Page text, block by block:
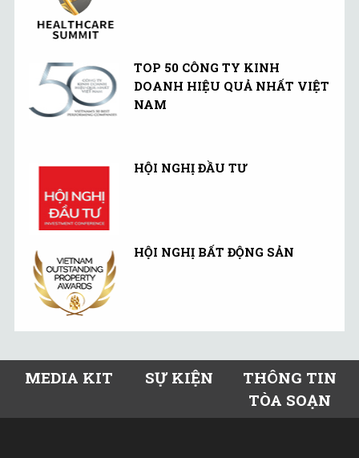
TOP 50 CÔNG TY KINH
DOANH HIỆU QUẢ NHẤT VIỆT
NAM
HỘI NGHỊ ĐẦU TƯ
HỘI NGHỊ BẤT ĐỘNG SẢN
MEDIA KIT SỰ KIỆN
THÔNG TIN
TÒA SOẠN